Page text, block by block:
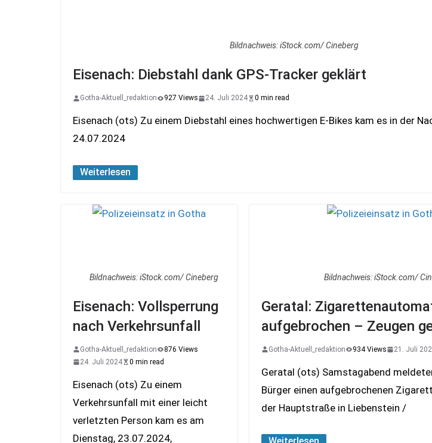
Bildnachweis: iStock.com/ Cineberg
Eisenach: Diebstahl dank GPS-Tracker geklärt
Gotha-Aktuell_redaktion 927 Views 24. Juli 2024 0 min read
Eisenach (ots) Zu einem Diebstahl eines hochwertigen E-Bikes kam es in der
24.07.2024
Weiterlesen
Bildnachweis: iStock.com/ Cineberg
Eisenach: Vollsperrung
nach Verkehrsunfall
Gotha-Aktuell_redaktion
876 Views
24. Juli 2024
0 min read
Eisenach (ots) Zu einem
Verkehrsunfall mit einer leicht
verletzten Person kam es am
Dienstag, 23.07.2024,
Bildnachweis: iStock.com/
Geratal:
aufgebrochen – Zeugen
Gotha-Aktuell_redaktion 934 Views 21. Juli
Geratal (ots) Samstagabend
Bürger einen aufgebrochenen
der Hauptstraße in Liebenstein /